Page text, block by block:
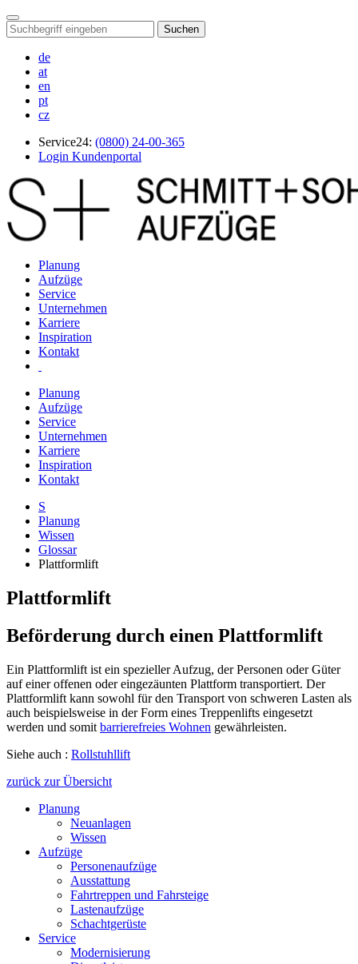
Suchen
de
at
en
pt
cz
Service24: (0800) 24-00-365
Login Kundenportal
Planung
Aufzüge
Service
Unternehmen
Karriere
Inspiration
Kontakt
Planung
Aufzüge
Service
Unternehmen
Karriere
Inspiration
Kontakt
S
Planung
Wissen
Glossar
Plattformlift
Plattformlift
Beförderung durch einen Plattformlift
Ein Plattformlift ist ein spezieller Aufzug, der Personen oder Güter
auf einer offenen oder eingezäunten Plattform transportiert. Der
Plattformlift kann sowohl für den Transport von schweren Lasten als
auch beispielsweise in der Form eines Treppenlifts eingesetzt
werden und somit barrierefreies Wohnen gewährleisten.
Siehe auch : Rollstuhllift
zurück zur Übersicht
Planung
Neuanlagen
Wissen
Aufzüge
Personenaufzüge
Ausstattung
Fahrtreppen und Fahrsteige
Lastenaufzüge
Schachtgerüste
Service
Modernisierung